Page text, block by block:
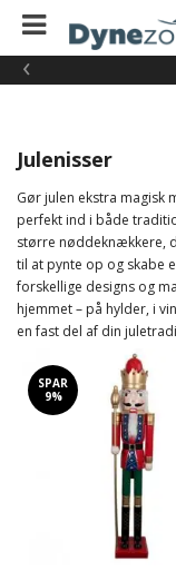
‹
Julenisser
Gør julen ekstra magisk
perfekt ind i både
større nøddeknækkere,
til at pynte op og skabe
forskellige designs og
hjemmet – på hylder, i
en fast del af din
SPAR
9%